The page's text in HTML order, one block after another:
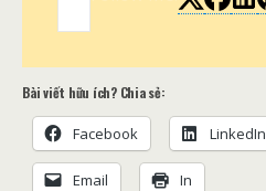
Bài viết hữu ích? Chia sẻ:
Facebook LinkedIn
Email In